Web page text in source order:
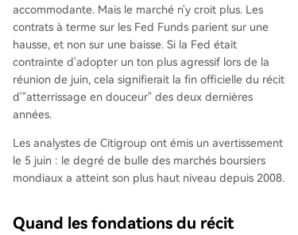
accommodante. Mais le marché n'y croit plus. Les
contrats à terme sur les Fed Funds parient sur une
hausse, et non sur une baisse. Si la Fed était
contrainte d'adopter un ton plus agressif lors de la
réunion de juin, cela signifierait la fin officielle du récit
d'"atterrissage en douceur" des deux dernières
années.
Les analystes de Citigroup ont émis un avertissement
le 5 juin : le degré de bulle des marchés boursiers
mondiaux a atteint son plus haut niveau depuis 2008.
Quand les fondations du récit